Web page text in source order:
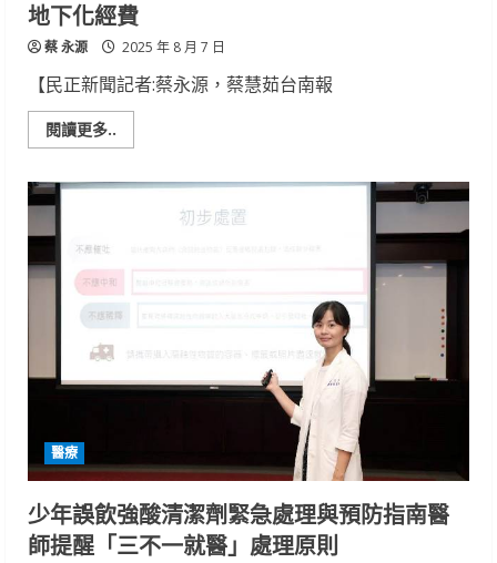
執
行
辦
地下化經費
蔡 永源 2025 年 8 月 7 日
【民正新聞記者:蔡永源，蔡慧茹台南報
閱讀更多..
more
議
要
市
府
向
爭
取
地
下
化
經
費
醫療
少年誤飲強酸清潔劑緊急處理與預防指南醫
師提醒「三不一就醫」處理原則